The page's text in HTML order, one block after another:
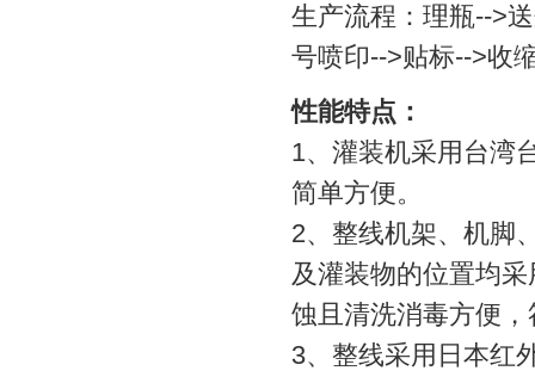
生产流程：理瓶-->
号喷印-->贴标-->收
性能特点：
1、灌装机采用台湾
简单方便。
2、整线机架、机脚
及灌装物的位置均
蚀且清洗消毒方便
3、整线采用日本红